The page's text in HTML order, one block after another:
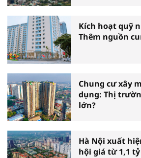
Kích hoạt quỹ
Thêm nguồn
Chung cư xây
dụng: Thị
lớn?
Hà Nội xuất
hội giá từ 1,1